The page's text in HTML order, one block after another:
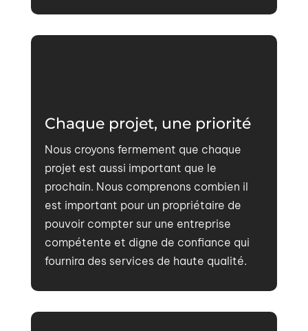
Chaque projet, une priorité
Nous croyons fermement que chaque
projet est aussi important que le
prochain. Nous comprenons combien il
est important pour un propriétaire de
pouvoir compter sur une entreprise
compétente et digne de confiance qui
fournira des services de haute qualité.